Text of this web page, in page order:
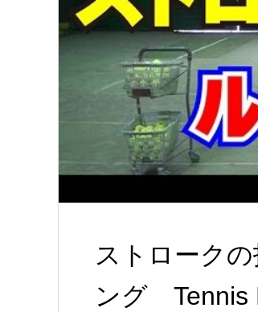
ストローク
ング Tennis